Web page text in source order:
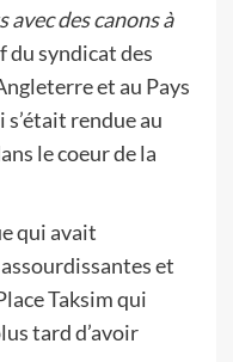
des canons à
du syndicat des
et au Pays
rendue au
le coeur de la
qui avait
et
Taksim qui
tard d’avoir